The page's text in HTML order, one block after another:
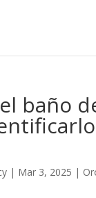
baño
| Mar 3, 2025 |